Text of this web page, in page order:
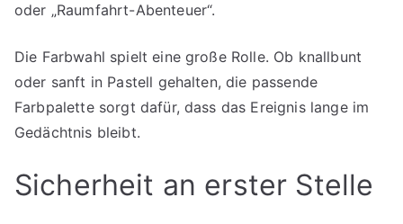
oder „Raumfahrt-Abenteuer“.
Die Farbwahl spielt eine große Rolle. Ob knallbunt
oder sanft in Pastell gehalten, die passende
Farbpalette sorgt dafür, dass das Ereignis lange im
Gedächtnis bleibt.
Sicherheit an erster Stelle